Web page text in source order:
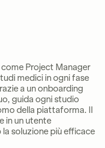
Project Manager
medici in ogni fase
a un onboarding
guida ogni studio
della piattaforma. Il
in un utente
soluzione più efficace